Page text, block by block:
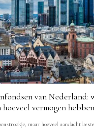
van Nederland:
vermogen hebben
maar hoeveel aandacht